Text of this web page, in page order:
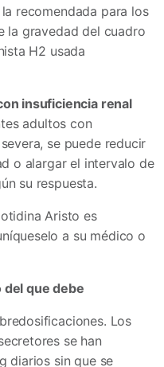
recomendada para los
la gravedad del cuadro
H2 usada
insuficiencia renal
adultos con
se puede reducir
o alargar el intervalo de
su respuesta.
Aristo es
a su médico o
del que debe
Los
se han
diarios sin que se